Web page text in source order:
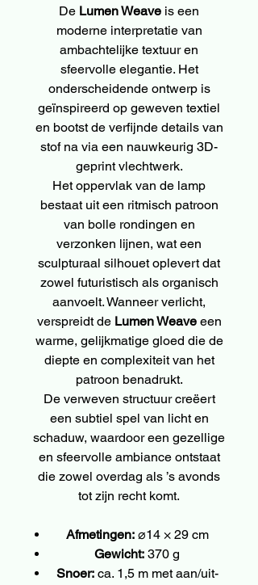
De Lumen Weave is een
moderne interpretatie van
ambachtelijke textuur en
sfeervolle elegantie. Het
onderscheidende ontwerp is
geïnspireerd op geweven textiel
en bootst de verfijnde details van
stof na via een nauwkeurig 3D-
geprint vlechtwerk.
Het oppervlak van de lamp
bestaat uit een ritmisch patroon
van bolle rondingen en
verzonken lijnen, wat een
sculpturaal silhouet oplevert dat
zowel futuristisch als organisch
aanvoelt. Wanneer verlicht,
verspreidt de Lumen Weaveeen
warme, gelijkmatige gloed die de
diepte en complexiteit van het
patroon benadrukt.
De verweven structuur creëert
een subtiel spel van licht en
schaduw, waardoor een gezellige
en sfeervolle ambiance ontstaat
die zowel overdag als ’s avonds
tot zijn recht komt.
Afmetingen:⌀14 × 29 cm
Gewicht: 370 g
Snoer:ca. 1,5 m met aan/uit-